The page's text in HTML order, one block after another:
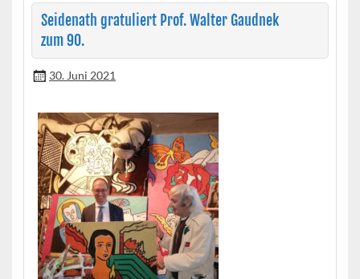
Seidenath gratuliert Prof. Walter Gaudnek
zum 90.
30. Juni 2021